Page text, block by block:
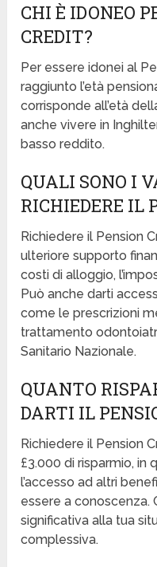
CHI È IDONEO
CREDIT?
Per essere idonei al
raggiunto l’età
corrisponde all’età
anche vivere in
basso reddito.
QUALI SONO I
RICHIEDERE IL
Richiedere il Pension
ulteriore supporto
costi di alloggio,
Può anche darti
come le prescrizioni
trattamento
Sanitario Nazionale.
QUANTO
DARTI IL
Richiedere il Pension
£3.000 di risparmio, in
l’accesso ad altri
essere a conoscenza.
significativa alla tua
complessiva.